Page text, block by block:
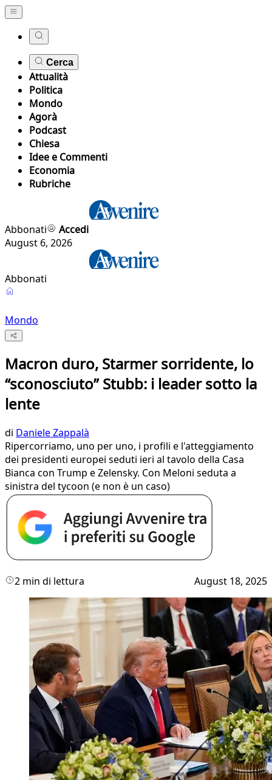
Cerca
Attualità
Politica
Mondo
Agorà
Podcast
Chiesa
Idee e Commenti
Economia
Rubriche
Abbonati
Accedi
August 6, 2026
Abbonati
Mondo
Macron duro, Starmer sorridente, lo
“sconosciuto” Stubb: i leader sotto la
lente
di Daniele Zappalà
Ripercorriamo, uno per uno, i profili e l'atteggiamento
dei presidenti europei seduti ieri al tavolo della Casa
Bianca con Trump e Zelensky. Con Meloni seduta a
sinistra del tycoon (e non è un caso)
2 min di lettura August 18, 2025